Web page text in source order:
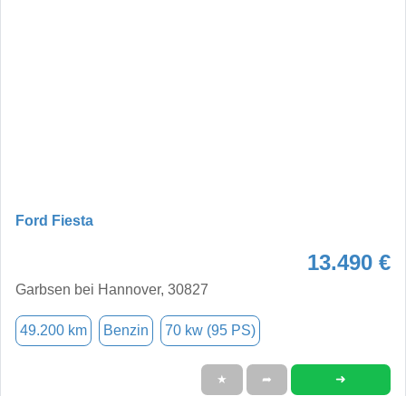
Ford Fiesta
13.490 €
Garbsen bei Hannover, 30827
49.200 km Benzin 70 kw (95 PS)
★ ➦ ➜